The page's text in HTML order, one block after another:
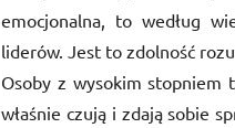
emocjonalna, to według
liderów. Jest to zdolność
Osoby z wysokim stopniem
właśnie czują i zdają sobie